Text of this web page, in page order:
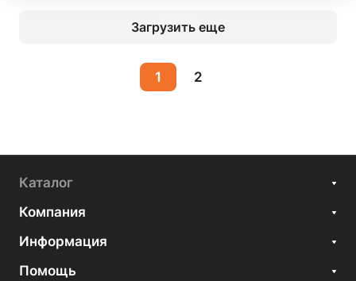
Загрузить еще
1 2
Каталог
Компания
Информация
Помощь